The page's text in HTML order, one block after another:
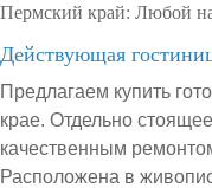
Пермский край: Любой
Действующая
Предлагаем купить
крае. Отдельно
качественным
Расположена в